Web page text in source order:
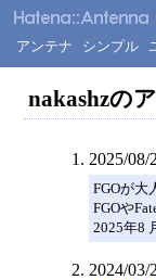
アンテナ シンプル
nakashzの
2025/08/
FGOが大
FGOや
2025年8
2024/03/